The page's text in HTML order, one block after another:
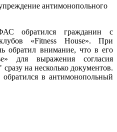
антимонопольного
обратился гражданин с
«Fitness House». При
обратил внимание, что в его
для выражения согласия
на несколько документов.
в антимонопольный